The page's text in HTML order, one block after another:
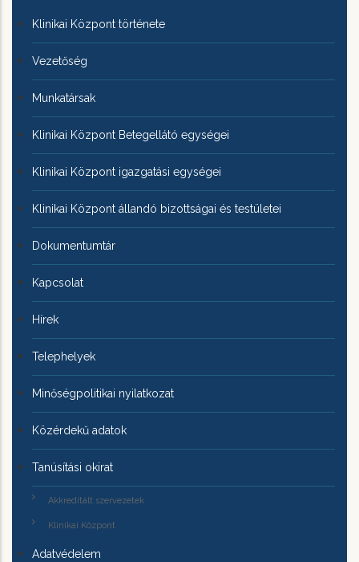
KLINIKAI
KÖZPONTRÓL
Klinikai Központ története
Vezetőség
Munkatársak
Klinikai Központ Betegellátó egységei
Klinikai Központ igazgatási egységei
Klinikai Központ állandó bizottságai és testületei
Dokumentumtár
Kapcsolat
Hírek
Telephelyek
Minőségpolitikai nyilatkozat
Közérdekű adatok
Tanúsítási okirat
Akkreditált szervezetek
Klinikai Központ
Adatvédelem